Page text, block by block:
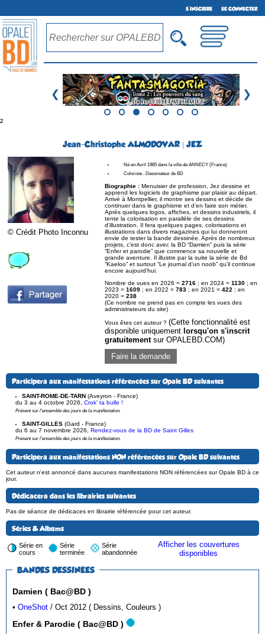
S'INSCRIRE SE CONNECTER
❮ ❯
²
Jean-Christophe ALMODOVAR | JEZ
© Crédit Photo Inconnu
Né en Avril 1985 dans la ville de ANNECY (France)
Coloriste , Dessinateur de BD
Biographie : Menuisier de profession, Jez dessine et
apprend les logiciels de graphisme par plaisir au départ.
Arrivé à Montpellier, il montre ses dessins et décide de
continuer dans le graphisme et d’en faire son métier.
Après quelques logos, affiches, et dessins industriels, il
tente la colorisation en parallèle de ses dessins
d’illustration. Il fera quelques pages, colorisations et
illustrations dans divers magazines qui lui donneront
envie de tester la bande dessinée. Après de nombreux
projets, c’est donc avec la BD “Damien” puis la série
“Enfer et parodie” que commence sa nouvelle et
grande aventure. Il illustre par la suite la série de Bd
“Kaeloo” et surtout “Le journal d’un noob” qu’il continue
encore aujourd’hui.
Nombre de vues en 2026 = 2716 ; en 2024 = 1130 ; en
2023 = 1609 ; en 2022 = 783 ; en 2021 = 422 ; en
2020 = 238
(Ce nombre ne prend pas en compte les vues des
administrateurs du site)
Vous êtes cet auteur ? (Cette fonctionnalité est
disponible uniquement lorsqu'on s'inscrit
gratuitementsur OPALEBD.COM)
Faire la demande
Participera aux manifestations référencées sur Opale BD suivantes
SAINT-ROME-DE-TARN (Aveyron - France)
du 3 au 4 octobre 2026
Crok' ta bulle !
Présent sur l'ensemble des jours de la manifestation.
SAINT-GILLES (Gard - France)
du 6 au 7 novembre 2026
Rendez-vous de la BD de Saint Gilles
Présent sur l'ensemble des jours de la manifestation.
Participera aux manifestations NON référencées sur Opale BD suivantes
Cet auteur n'est annoncé dans aucunes manifestations NON référencées sur Opale BD à ce
jour.
Dédicacera dans les librairies suivantes
Pas de séance de dédicaces en librairie référencée pour cet auteur.
Séries & Albums
Série en
cours
Série
terminée
Série
abandonnée
Afficher les couvertures
disponibles
BANDES DESSINÉES
Damien ( Bac@BD )
•OneShot / Oct 2012 ( Dessins, Couleurs )
Enfer & Parodie ( Bac@BD )